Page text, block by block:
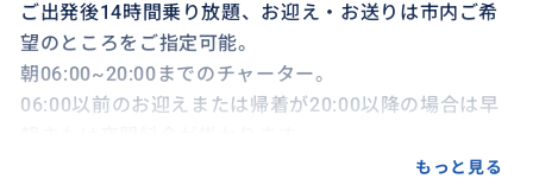
ご出発後14時間乗り放題、お迎え・お送りは市内ご希
望のところをご指定可能。
朝06:00~20:00までのチャーター。
06:00以前のお迎えまたは帰着が20:00以降の場合は早
もっと見る